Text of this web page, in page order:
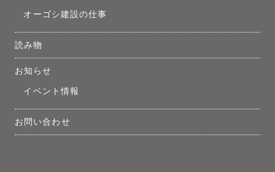
オーゴシ建設の仕事
読み物
お知らせ
イベント情報
お問い合わせ